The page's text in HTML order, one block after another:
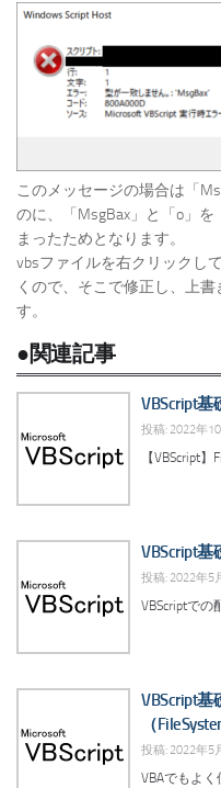
このメッセージの場合は「
のに、「MsgBax」と「o」
まったためとなります。
vbsファイルを右クリックし
くので、そこで修正し、上
す。
●関連記事
VBScript基
投稿: 2022年
【VBScript
VBScript基
投稿: 2022年5
VBScriptでの
VBScript
（
投稿: 2022年5
VBAでもよ